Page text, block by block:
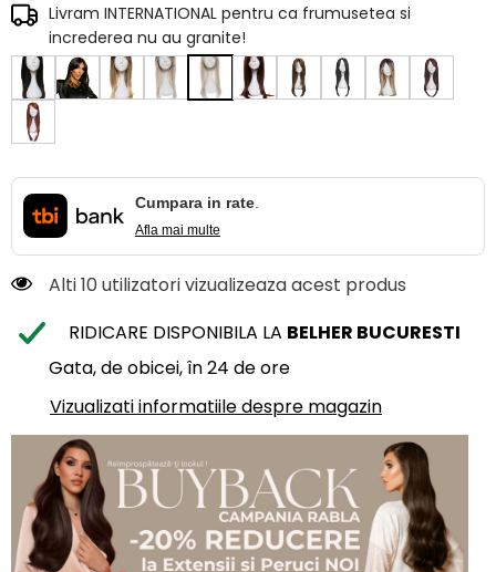
Livram INTERNATIONAL pentru ca frumusetea si
increderea nu au granite!
Cumpara in rate.
Afla mai multe
Alti 10 utilizatori vizualizeaza acest produs
RIDICARE DISPONIBILA LA BELHER BUCURESTI
Gata, de obicei, în 24 de ore
Vizualizati informatiile despre magazin